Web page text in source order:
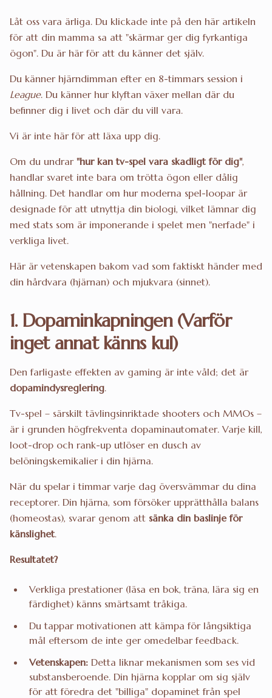
Låt oss vara ärliga. Du klickade inte på den här artikeln
för att din mamma sa att "skärmar ger dig fyrkantiga
ögon". Du är här för att du känner det själv.
Du känner hjärndimman efter en 8-timmars session i
League. Du känner hur klyftan växer mellan där du
befinner dig i livet och där du vill vara.
Vi är inte här för att läxa upp dig.
Om du undrar "hur kan tv-spel vara skadligt för dig",
handlar svaret inte bara om trötta ögon eller dålig
hållning. Det handlar om hur moderna spel-loopar är
designade för att utnyttja din biologi, vilket lämnar dig
med stats som är imponerande i spelet men "nerfade" i
verkliga livet.
Här är vetenskapen bakom vad som faktiskt händer med
din hårdvara (hjärnan) och mjukvara (sinnet).
1. Dopaminkapningen (Varför
inget annat känns kul)
Den farligaste effekten av gaming är inte våld; det är
dopamindysreglering.
Tv-spel – särskilt tävlingsinriktade shooters och MMOs –
är i grunden högfrekventa dopaminautomater. Varje kill,
loot-drop och rank-up utlöser en dusch av
belöningskemikalier i din hjärna.
När du spelar i timmar varje dag översvämmar du dina
receptorer. Din hjärna, som försöker upprätthålla balans
(homeostas), svarar genom att sänka din baslinje för
känslighet.
Resultatet?
Verkliga prestationer (läsa en bok, träna, lära sig en
färdighet) känns smärtsamt tråkiga.
Du tappar motivationen att kämpa för långsiktiga
mål eftersom de inte ger omedelbar feedback.
Vetenskapen: Detta liknar mekanismen som ses vid
substansberoende. Din hjärna kopplar om sig själv
för att föredra det "billiga" dopaminet från spel